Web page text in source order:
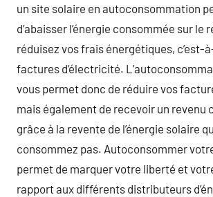
un site solaire en autoconsommation
d’abaisser l’énergie consommée sur le
réduisez vos frais énergétiques, c’est-
factures d’électricité.
vous permet donc de réduire vos
mais également de recevoir un revenu
grâce à la revente de l’énergie solaire
consommez pas. Autoconsommer
permet de marquer votre liberté et
rapport aux différents distributeurs